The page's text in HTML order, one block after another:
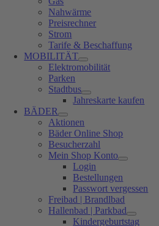
Nahwärme
Preisrechner
Strom
Tarife & Beschaffung
MOBILITÄT
Elektromobilität
Parken
Stadtbus
Jahreskarte kaufen
BÄDER
Aktionen
Bäder Online Shop
Besucherzahl
Mein Shop Konto
Login
Bestellungen
Passwort vergessen
Freibad | Brandlbad
Hallenbad | Parkbad
Kindergeburtstag